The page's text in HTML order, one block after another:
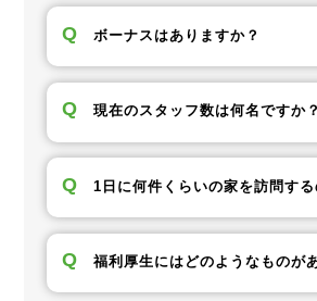
Q ボーナスはありますか？
Q 現在のスタッフ数は何名ですか？
Q 1日に何件くらいの家を訪問する
Q 福利厚生にはどのようなものが